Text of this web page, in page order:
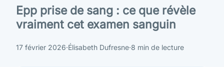
Epp prise de sang : ce que révèle
vraiment cet examen sanguin
17 février 2026·Élisabeth Dufresne·8 min de lecture